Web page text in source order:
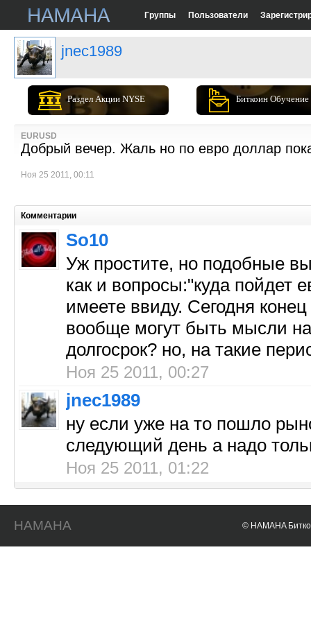
Группы Пользователи
jnec1989
Раздел Акции NYSE Биткоин Обучение
EURUSD
Добрый вечер. Жаль но по евро доллар
Ноя 25 2011, 00:11
Комментарии
So10
Уж простите, но подобные
как и вопросы:"куда пойдет
имеете ввиду. Сегодня
вообще могут быть мысли
долгосрок? но, на такие
Ноя 25 2011, 00:27
jnec1989
ну если уже на то пошло
следующий день а надо
Ноя 25 2011, 01:22
HAMAHA © HAMAHA